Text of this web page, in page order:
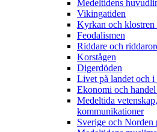
Medeltidens
Vikingatiden
Kyrkan och klostren
Feodalismen
Riddare och
Korstågen
Digerdöden
Livet på landet och i
Ekonomi och
Medeltida
kommunikationer
Sverige och Norden